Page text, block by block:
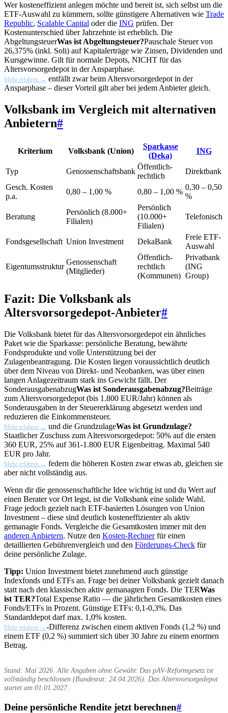
Wer kosteneffizient anlegen möchte und bereit ist, sich selbst um die
ETF-Auswahl zu kümmern, sollte günstigere Alternativen wie Trade
Republic, Scalable Capital oder die ING prüfen. Der
Kostenunterschied über Jahrzehnte ist erheblich. Die
AbgeltungsteuerWas ist Abgeltungsteuer?Pauschale Steuer von
26,375% (inkl. Soli) auf Kapitalerträge wie Zinsen, Dividenden und
Kursgewinne. Gilt für normale Depots, NICHT für das
Altersvorsorgedepot in der Ansparphase.
Mehr erfahren → entfällt zwar beim Altersvorsorgedepot in der
Ansparphase – dieser Vorteil gilt aber bei jedem Anbieter gleich.
Volksbank im Vergleich mit alternativen
Anbietern#
Kriterium Volksbank (Union)
Sparkasse
(Deka)
ING
Typ Genossenschaftsbank
Öffentlich-
rechtlich
Direktbank
Gesch. Kosten
p.a.
0,80 – 1,00 % 0,80 – 1,00 %
0,30 – 0,50
%
Beratung
Persönlich (8.000+
Filialen)
Persönlich
(10.000+
Filialen)
Telefonisch
Fondsgesellschaft Union Investment DekaBank
Freie ETF-
Auswahl
Eigentumsstruktur
Genossenschaft
(Mitglieder)
Öffentlich-
rechtlich
(Kommunen)
Privatbank
(ING
Group)
Fazit: Die Volksbank als
Altersvorsorgedepot-Anbieter#
Die Volksbank bietet für das Altersvorsorgedepot ein ähnliches
Paket wie die Sparkasse: persönliche Beratung, bewährte
Fondsprodukte und volle Unterstützung bei der
Zulagenbeantragung. Die Kosten liegen voraussichtlich deutlich
über dem Niveau von Direkt- und Neobanken, was über einen
langen Anlagezeitraum stark ins Gewicht fällt. Der
SonderausgabenabzugWas ist Sonderausgabenabzug?Beiträge
zum Altersvorsorgedepot (bis 1.800 EUR/Jahr) können als
Sonderausgaben in der Steuererklärung abgesetzt werden und
reduzieren die Einkommensteuer.
Mehr erfahren → und die GrundzulageWas ist Grundzulage?
Staatlicher Zuschuss zum Altersvorsorgedepot: 50% auf die ersten
360 EUR, 25% auf 361-1.800 EUR Eigenbeitrag. Maximal 540
EUR pro Jahr.
Mehr erfahren → federn die höheren Kosten zwar etwas ab, gleichen sie
aber nicht vollständig aus.
Wenn dir die genossenschaftliche Idee wichtig ist und du Wert auf
einen Berater vor Ort legst, ist die Volksbank eine solide Wahl.
Frage jedoch gezielt nach ETF-basierten Lösungen von Union
Investment – diese sind deutlich kosteneffizienter als aktiv
gemanagte Fonds. Vergleiche die Gesamtkosten immer mit den
anderen Anbietern. Nutze den Kosten-Rechnerfür einen
detaillierten Gebührenvergleich und den Förderungs-Check für
deine persönliche Zulage.
Tipp: Union Investment bietet zunehmend auch günstige
Indexfonds und ETFs an. Frage bei deiner Volksbank gezielt danach
statt nach den klassischen aktiv gemanagten Fonds. Die TERWas
ist TER?Total Expense Ratio — die jährlichen Gesamtkosten eines
Fonds/ETFs in Prozent. Günstige ETFs: 0,1-0,3%. Das
Standarddepot darf max. 1,0% kosten.
Mehr erfahren →-Differenz zwischen einem aktiven Fonds (1,2 %) und
einem ETF (0,2 %) summiert sich über 30 Jahre zu einem enormen
Betrag.
Stand: Mai 2026. Alle Angaben ohne Gewähr. Das pAV-Reformgesetz ist
vollständig beschlossen (Bundesrat: 24.04.2026). Das Altersvorsorgedepot
startet am 01.01.2027.
Deine persönliche Rendite jetzt berechnen#